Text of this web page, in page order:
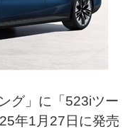
グ」に「523iツー
年1月27日に発売